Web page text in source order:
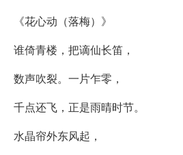
《花心动（落梅）》
谁倚青楼，把谪仙长笛，
数声吹裂。一片乍零，
千点还飞，正是雨晴时节。
水晶帘外东风起，